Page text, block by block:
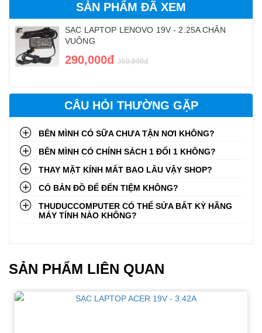
SẢN PHẨM ĐÃ XEM
SẠC LAPTOP LENOVO 19V - 2.25A CHÂN
VUÔNG
290,000đ 350,000đ
CÂU HỎI THƯỜNG GẶP
BÊN MÌNH CÓ SỮA CHƯA TẬN NƠI KHÔNG?
BÊN MÌNH CÓ CHÍNH SÁCH 1 ĐỔI 1 KHÔNG?
THAY MẶT KÍNH MẤT BAO LÂU VẬY SHOP?
CÓ BẢN ĐỒ ĐỂ ĐẾN TIỆM KHÔNG?
THUDUCCOMPUTER CÓ THỂ SỬA BẤT KỲ HÃNG
MÁY TÍNH NÀO KHÔNG?
SẢN PHẨM LIÊN QUAN